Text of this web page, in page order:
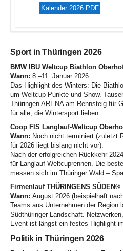
Kalender 2026 PDF
Sport in Thüringen 2026
BMW IBU Weltcup Biathlon
Wann: 8.–11. Januar 2026
Das Highlight des Winters: Die
um Weltcup-Punkte und Show.
Thüringen ARENA am Rennsteig für
für alle, die Wintersport lieben.
Coop FIS Langlauf-Weltcup
Wann: Noch nicht terminiert (zuletzt
für 2026 liegt bislang nicht vor).
Nach der erfolgreichen Rückkehr
für Langlauf-Weltcuprennen. Die
messen sich im Thüringer Wald –
Firmenlauf THÜRINGENS SÜDEN®
Wann: August 2026 (beispielhaft
Teams aus Unternehmen der Region
Südthüringer Landschaft.
Event ist längst ein festes Highlight
Politik in Thüringen 2026